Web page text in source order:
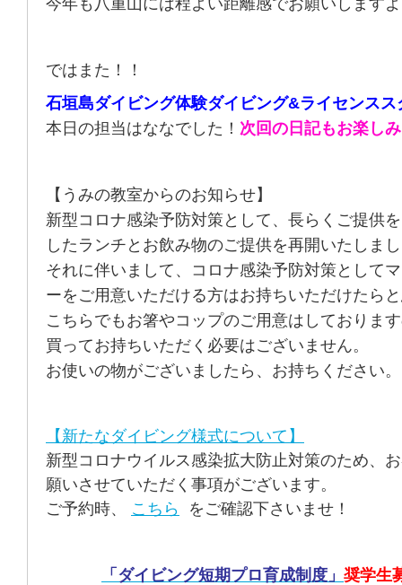
ではまた！！
石垣島ダイビング体験ダイビング&ライセンスス
本日の担当はななでした！ 次回の日記もお楽し
【うみの教室からのお知らせ】
新型コロナ感染予防対策として、長らくご提供
したランチとお飲み物のご提供を再開いたしま
それに伴いまして、コロナ感染予防対策として
ーをご用意いただける方はお持ちいただけたら
こちらでもお箸やコップのご用意はしておりま
買ってお持ちいただく必要はございません。
お使いの物がございましたら、お持ちください。
【新たなダイビング様式について】
新型コロナウイルス感染拡大防止対策のため、
願いさせていただく事項がございます。
ご予約時、 こちら をご確認下さいませ！
「ダイビング短期プロ育成制度」 奨学生